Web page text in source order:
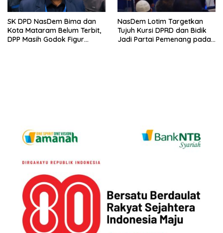
SK DPD NasDem Bima dan
Kota Mataram Belum Terbit,
DPP Masih Godok Figur
NasDem Lotim Targetkan
Tujuh Kursi DPRD dan Bidik
Jadi Partai Pemenang pada